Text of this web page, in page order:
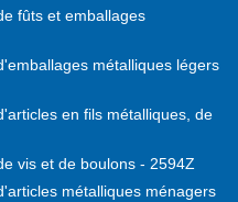
fûts et emballages
métalliques légers
en fils métalliques, de
vis et de boulons - 2594Z
métalliques ménagers